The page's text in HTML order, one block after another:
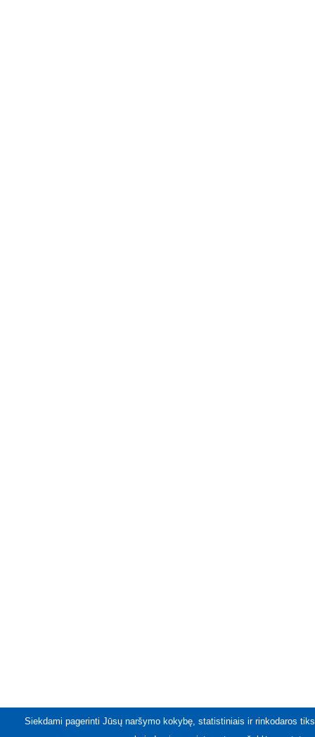
Siekdami pagerinti Jūsų naršymo kokybę, statistiniais ir rinkodaros